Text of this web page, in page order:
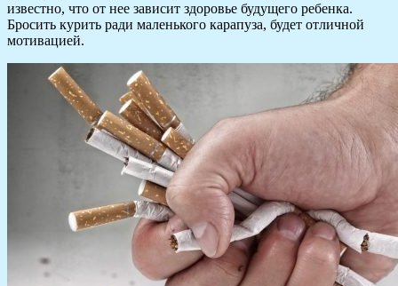
известно, что от нее зависит здоровье будущего ребенка.
Бросить курить ради маленького карапуза, будет отличной
мотивацией.